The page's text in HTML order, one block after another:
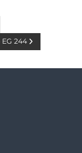
n
244